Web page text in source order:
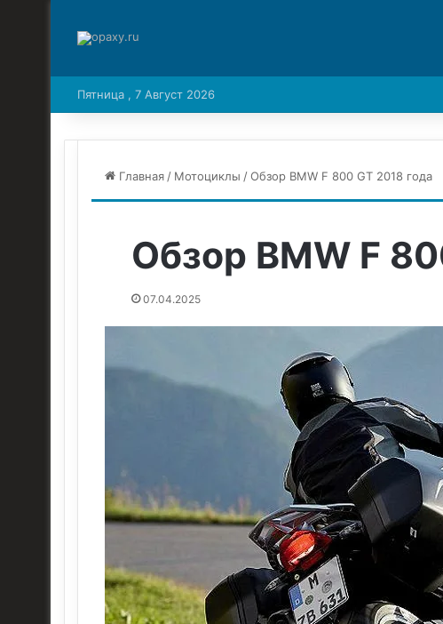
Пятница , 7 Август 2026
Главная / Мотоциклы /Обзор BMW F 800 GT 2018 года
Обзор BMW F
07.04.2025